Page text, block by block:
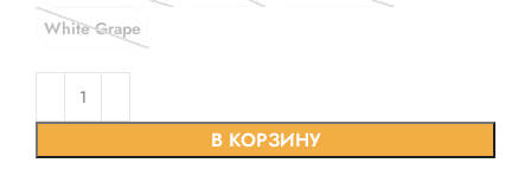
White Grape
В КОРЗИНУ